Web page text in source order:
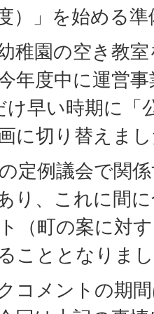
）」を始める
稚園の空き教
年度中に運営
早い時期に「
に切り替えま
定例議会で関
り、これに間
（町の案に対
こととなりま
コメントの期